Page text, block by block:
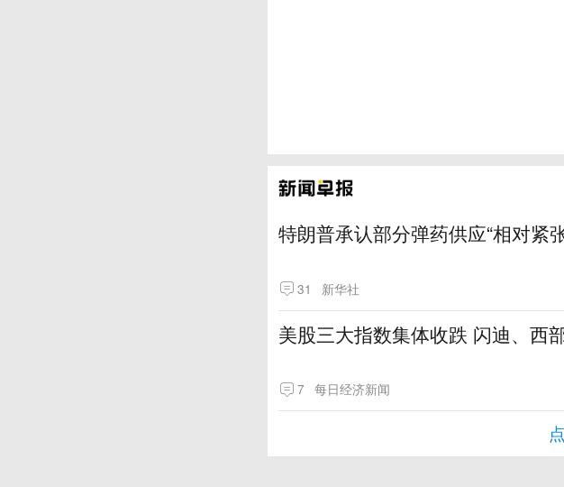
特朗普承认部分弹药供应“相对紧
31 新华社
美股三大指数集体收跌 闪迪、西
7 每日经济新闻